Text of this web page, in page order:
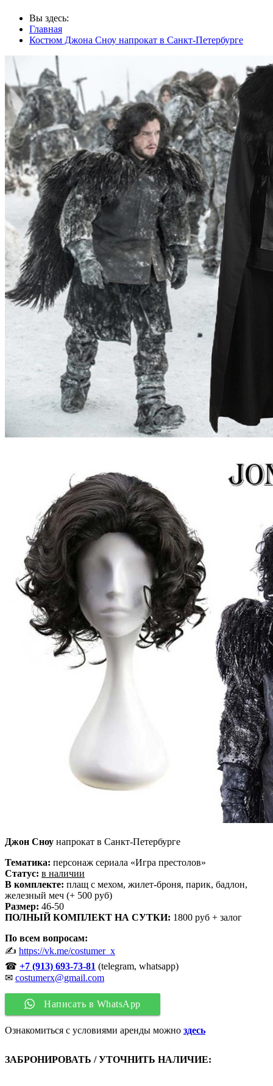
Вы здесь:
Главная
Костюм Джона Сноу напрокат в Санкт-Петербурге
Джон Сноу напрокат в Санкт-Петербурге
Тематика: персонаж сериала «Игра престолов»
Статус: в наличии
В комплекте: плащ с мехом, жилет-броня, парик, бадлон,
железный меч (+ 500 руб)
Размер: 46-50
ПОЛНЫЙ КОМПЛЕКТ НА СУТКИ: 1800 руб + залог
По всем вопросам:
✍ https://vk.me/costumer_x
☎ +7 (913) 693-73-81 (telegram, whatsapp)
✉ costumerx@gmail.com
Написать в WhatsApp
Ознакомиться с условиями аренды можно здесь
ЗАБРОНИРОВАТЬ / УТОЧНИТЬ НАЛИЧИЕ: